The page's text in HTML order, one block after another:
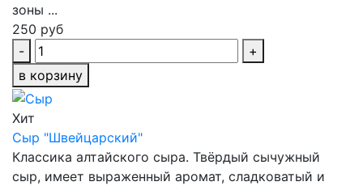
зоны ...
250 руб
-
+
в корзину
Хит
Сыр "Швейцарский"
Классика алтайского сыра. Твёрдый сычужный
сыр, имеет выраженный аромат, сладковатый и